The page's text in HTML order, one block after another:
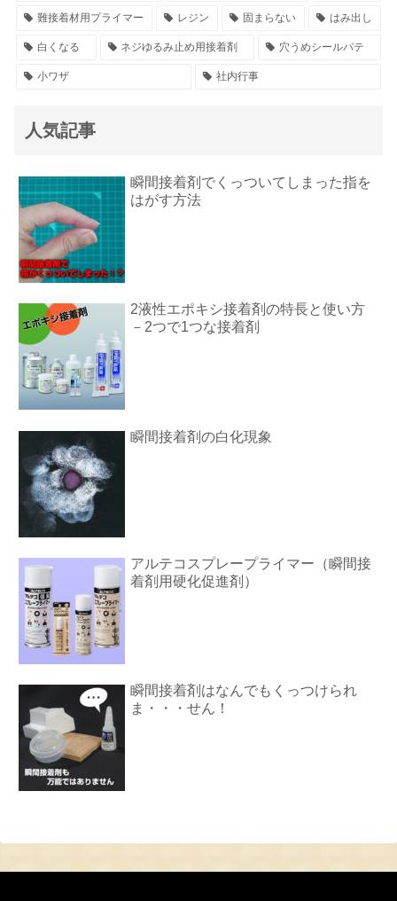
難接着材用プライマー レジン 固まらない はみ出し
白くなる ネジゆるみ止め用接着剤 穴うめシールパテ
小ワザ 社内行事
人気記事
瞬間接着剤でくっついてしまった指を
はがす方法
2液性エポキシ接着剤の特長と使い方
－2つで1つな接着剤
瞬間接着剤の白化現象
アルテコスプレープライマー（瞬間接
着剤用硬化促進剤）
瞬間接着剤はなんでもくっつけられ
ま・・・せん！